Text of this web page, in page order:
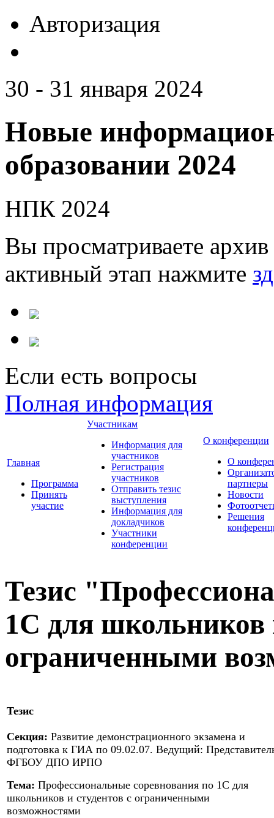
Авторизация
30 - 31 января 2024
Новые
образовании 2024
НПК 2024
Вы просматриваете
активный этап нажмите
Если есть вопросы
Полная информация
Главная
Программа
Принять
участие
Участникам
Информация для
участников
Регистрация
участников
Отправить тезис
выступления
Информация для
докладчиков
Участники
конференции
О конференции
О
партнеры
Новости
Решения
Тезис
1С для школьников
ограниченными
Тезис
Секция: Развитие демонстрационного экзамена и
подготовка к ГИА по 09.02.07. Ведущий:
ФГБОУ ДПО ИРПО
Тема: Профессиональные соревнования по 1С для
школьников и студентов с ограниченными
возможностями